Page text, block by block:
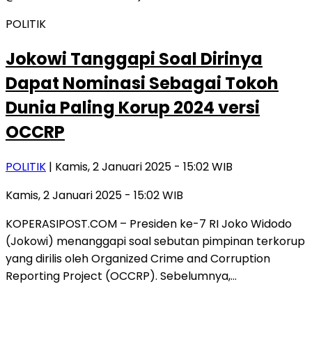
POLITIK
Jokowi Tanggapi Soal Dirinya
Dapat Nominasi Sebagai Tokoh
Dunia Paling Korup 2024 versi
OCCRP
POLITIK | Kamis, 2 Januari 2025 - 15:02 WIB
Kamis, 2 Januari 2025 - 15:02 WIB
KOPERASIPOST.COM – Presiden ke-7 RI Joko Widodo
(Jokowi) menanggapi soal sebutan pimpinan terkorup
yang dirilis oleh Organized Crime and Corruption
Reporting Project (OCCRP). Sebelumnya,…